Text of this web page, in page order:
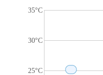
35°C
30°C
25°C